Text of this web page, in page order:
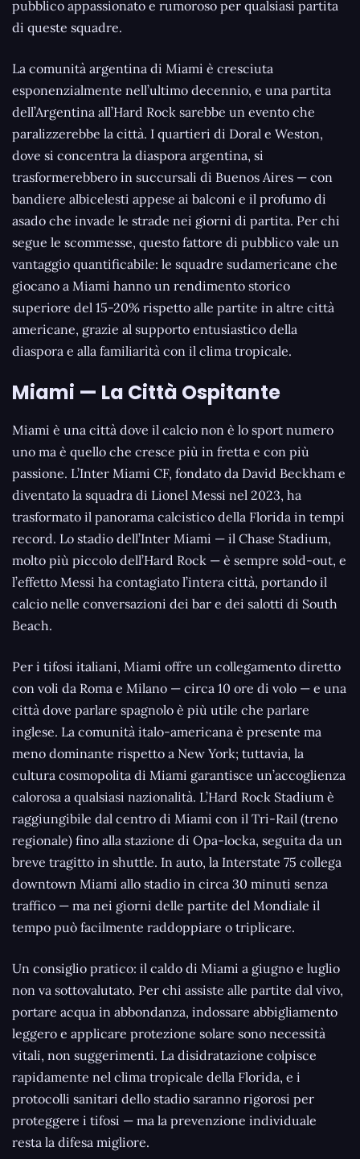
pubblico appassionato e rumoroso per qualsiasi partita
di queste squadre.
La comunità argentina di Miami è cresciuta
esponenzialmente nell’ultimo decennio, e una partita
dell’Argentina all’Hard Rock sarebbe un evento che
paralizzerebbe la città. I quartieri di Doral e Weston,
dove si concentra la diaspora argentina, si
trasformerebbero in succursali di Buenos Aires — con
bandiere albicelesti appese ai balconi e il profumo di
asado che invade le strade nei giorni di partita. Per chi
segue le scommesse, questo fattore di pubblico vale un
vantaggio quantificabile: le squadre sudamericane che
giocano a Miami hanno un rendimento storico
superiore del 15-20% rispetto alle partite in altre città
americane, grazie al supporto entusiastico della
diaspora e alla familiarità con il clima tropicale.
Miami — La Città Ospitante
Miami è una città dove il calcio non è lo sport numero
uno ma è quello che cresce più in fretta e con più
passione. L’Inter Miami CF, fondato da David Beckham e
diventato la squadra di Lionel Messi nel 2023, ha
trasformato il panorama calcistico della Florida in tempi
record. Lo stadio dell’Inter Miami — il Chase Stadium,
molto più piccolo dell’Hard Rock — è sempre sold-out, e
l’effetto Messi ha contagiato l’intera città, portando il
calcio nelle conversazioni dei bar e dei salotti di South
Beach.
Per i tifosi italiani, Miami offre un collegamento diretto
con voli da Roma e Milano — circa 10 ore di volo — e una
città dove parlare spagnolo è più utile che parlare
inglese. La comunità italo-americana è presente ma
meno dominante rispetto a New York; tuttavia, la
cultura cosmopolita di Miami garantisce un’accoglienza
calorosa a qualsiasi nazionalità. L’Hard Rock Stadium è
raggiungibile dal centro di Miami con il Tri-Rail (treno
regionale) fino alla stazione di Opa-locka, seguita da un
breve tragitto in shuttle. In auto, la Interstate 75 collega
downtown Miami allo stadio in circa 30 minuti senza
traffico — ma nei giorni delle partite del Mondiale il
tempo può facilmente raddoppiare o triplicare.
Un consiglio pratico: il caldo di Miami a giugno e luglio
non va sottovalutato. Per chi assiste alle partite dal vivo,
portare acqua in abbondanza, indossare abbigliamento
leggero e applicare protezione solare sono necessità
vitali, non suggerimenti. La disidratazione colpisce
rapidamente nel clima tropicale della Florida, e i
protocolli sanitari dello stadio saranno rigorosi per
proteggere i tifosi — ma la prevenzione individuale
resta la difesa migliore.